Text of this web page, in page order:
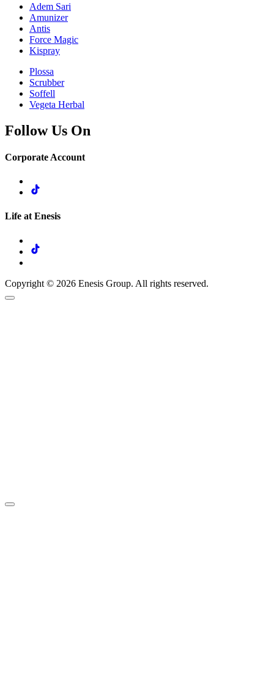
Adem Sari
Amunizer
Antis
Force Magic
Kispray
Plossa
Scrubber
Soffell
Vegeta Herbal
Follow Us On
Corporate Account
Life at Enesis
Copyright © 2026 Enesis Group. All rights reserved.